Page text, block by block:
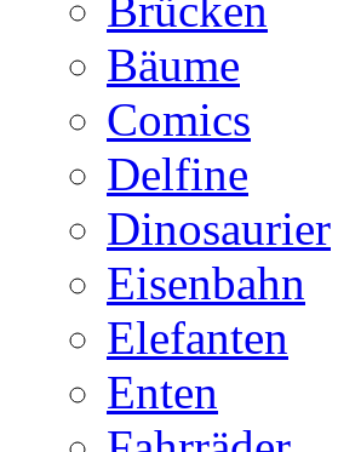
Brücken
Bäume
Comics
Delfine
Dinosaurier
Eisenbahn
Elefanten
Enten